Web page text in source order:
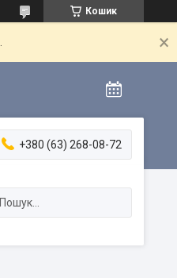
Кошик
+380 (63) 268-08-72